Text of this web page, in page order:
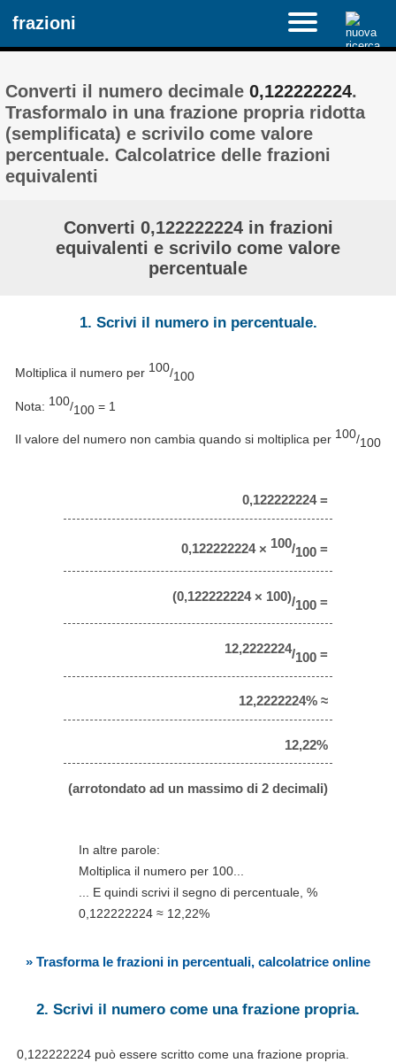
frazioni
Converti il ​​numero decimale0,122222224.
Trasformalo in una frazione propria ridotta
(semplificata) e scrivilo come valore
percentuale. Calcolatrice delle frazioni
equivalenti
Converti 0,122222224 in frazioni
equivalenti e scrivilo come valore
percentuale
1. Scrivi il numero in percentuale.
Moltiplica il numero per 100/100
Nota: 100/100 = 1
Il valore del numero non cambia quando si moltiplica per 100/100
0,122222224 =
0,122222224 × 100/100 =
(0,122222224 × 100)/100 =
12,2222224/100 =
12,2222224% ≈
12,22%
(arrotondato ad un massimo di 2 decimali)
In altre parole:
Moltiplica il numero per 100...
... E quindi scrivi il segno di percentuale, %
0,122222224 ≈ 12,22%
» Trasforma le frazioni in percentuali, calcolatrice online
2. Scrivi il numero come una frazione propria.
0,122222224 può essere scritto come una frazione propria.